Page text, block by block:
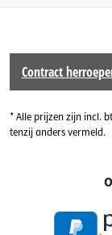
Contract
* Alle prijzen zijn incl.
tenzij anders vermeld.